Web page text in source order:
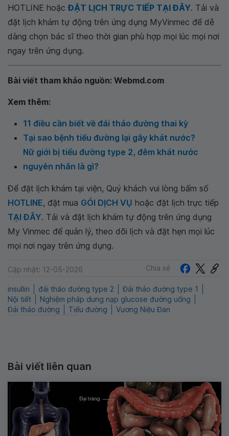
HOTLINE hoặcĐẶT LỊCH TRỰC TIẾP TẠI ĐÂY. Tải và
đặt lịch khám tự động trên ứng dụng MyVinmec để dễ
dàng chọn bác sĩ theo thời gian phù hợp mọi lúc mọi nơi
ngay trên ứng dụng.
Bài viết tham khảo nguồn: Webmd.com
Xem thêm:
11 điều cần biết về đái tháo đường thai kỳ
Tại sao bệnh tiểu đường lại gây khát nước?
Nữ giới bị tiểu đường type 2, đêm khát nước
nguyên nhân là gì?
Để đặt lịch khám tại viện, Quý khách vui lòng bấm số
HOTLINE, đặt mua GÓI DỊCH VỤ hoặc đặt lịch trực tiếp
TẠI ĐÂY. Tải và đặt lịch khám tự động trên ứng dụng
My Vinmec để quản lý, theo dõi lịch và đặt hẹn mọi lúc
mọi nơi ngay trên ứng dụng.
Cập nhật: 12-05-2026 Chia sẻ
insullin đái tháo đường type 2
Đái tháo đường type 1
Nội tiết
Nghiệm pháp dung nạp glucose đường uống
Đái tháo đường
Tiểu đường Vương Niệu Đan
Bài viết liên quan